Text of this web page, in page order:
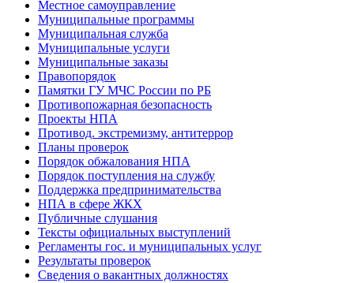
Местное самоуправление
Муниципальные программы
Муниципальная служба
Муниципальные услуги
Муниципальные заказы
Правопорядок
Памятки ГУ МЧС России по РБ
Противопожарная безопасность
Проекты НПА
Противод. экстремизму, антитеррор
Планы проверок
Порядок обжалования НПА
Порядок поступления на службу
Поддержка предпринимательства
НПА в сфере ЖКХ
Публичные слушания
Тексты официальных выступлений
Регламенты гос. и муниципальных услуг
Результаты проверок
Сведения о вакантных должностях